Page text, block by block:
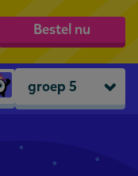
Bestel nu
groep 5
groep 1